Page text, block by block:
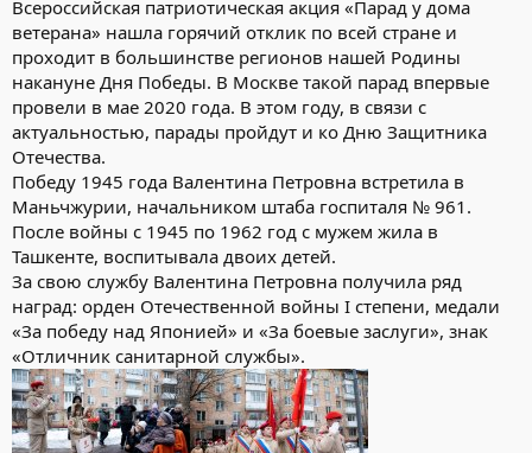
Всероссийская патриотическая акция «Парад у дома
ветерана» нашла горячий отклик по всей стране и
проходит в большинстве регионов нашей Родины
накануне Дня Победы. В Москве такой парад впервые
провели в мае 2020 года. В этом году, в связи с
актуальностью, парады пройдут и ко Дню Защитника
Отечества.
Победу 1945 года Валентина Петровна встретила в
Маньчжурии, начальником штаба госпиталя № 961.
После войны с 1945 по 1962 год с мужем жила в
Ташкенте, воспитывала двоих детей.
За свою службу Валентина Петровна получила ряд
наград: орден Отечественной войны I степени, медали
«За победу над Японией» и «За боевые заслуги», знак
«Отличник санитарной службы».